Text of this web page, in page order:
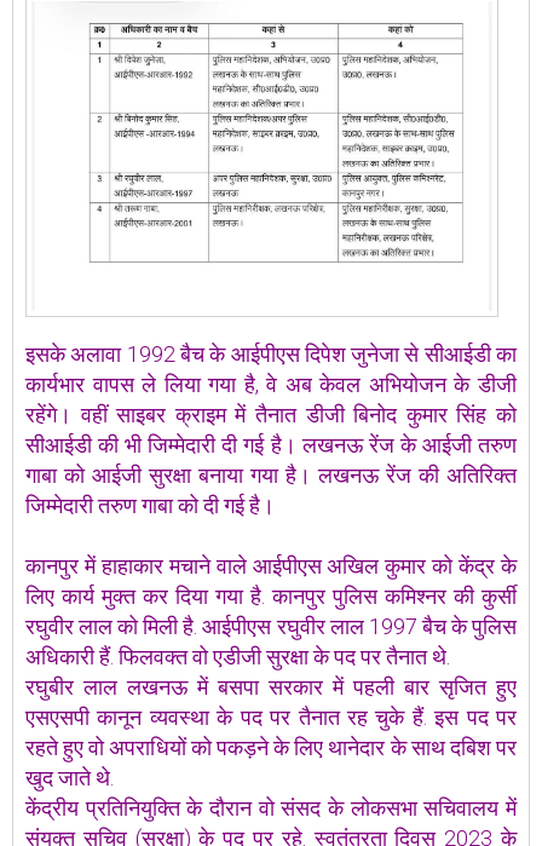
इसके अलावा 1992 बैच के आईपीएस दिपेश जुनेजा से सीआईडी का
कार्यभार वापस ले लिया गया है, वे अब केवल अभियोजन के डीजी
रहेंगे। वहीं साइबर क्राइम में तैनात डीजी बिनोद कुमार सिंह को
सीआईडी की भी जिम्मेदारी दी गई है। लखनऊ रेंज के आईजी तरुण
गाबा को आईजी सुरक्षा बनाया गया है। लखनऊ रेंज की अतिरिक्त
जिम्मेदारी तरुण गाबा को दी गई है।
कानपुर में हाहाकार मचाने वाले आईपीएस अखिल कुमार को केंद्र के
लिए कार्य मुक्त कर दिया गया है. कानपुर पुलिस कमिश्नर की कुर्सी
रघुवीर लाल को मिली है. आईपीएस रघुवीर लाल 1997 बैच के पुलिस
अधिकारी हैं. फिलवक्त वो एडीजी सुरक्षा के पद पर तैनात थे.
रघुबीर लाल लखनऊ में बसपा सरकार में पहली बार सृजित हुए
एसएसपी कानून व्यवस्था के पद पर तैनात रह चुके हैं. इस पद पर
रहते हुए वो अपराधियों को पकड़ने के लिए थानेदार के साथ दबिश पर
खुद जाते थे.
केंद्रीय प्रतिनियुक्ति के दौरान वो संसद के लोकसभा सचिवालय में
संयुक्त सचिव (सुरक्षा) के पद पर रहे. स्वतंत्रता दिवस 2023 के